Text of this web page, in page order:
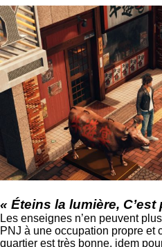
« Éteins la lumière,
Les enseignes n’en peuvent
PNJ à une occupation propre et
quartier est très bonne, idem